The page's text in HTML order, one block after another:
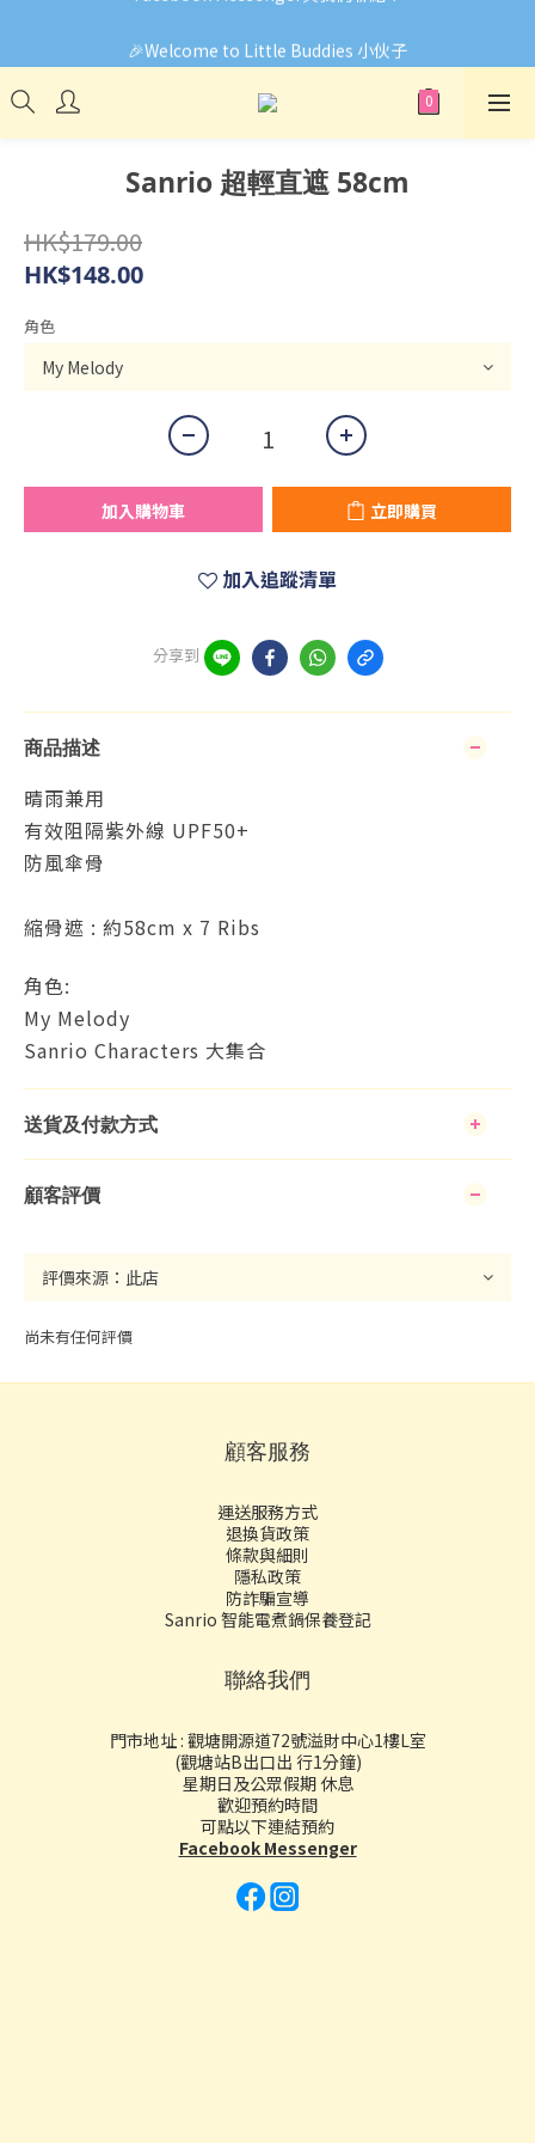
🎉Welcome to Little Buddies 小伙子
Sanrio 超輕直遮 58cm
HK$179.00
HK$148.00
角色
加入購物車 立即購買
加入追蹤清單
分享到
商品描述
晴雨兼用
有效阻隔紫外線 UPF50+
防風傘骨
縮骨遮 : 約58cm x 7 Ribs
角色:
My Melody
Sanrio Characters 大集合
送貨及付款方式
顧客評價
尚未有任何評價
顧客服務
運送服務方式
退換貨政策
條款與細則
隱私政策
防詐騙宣導
Sanrio 智能電煮鍋保養登記
聯絡我們
門市地址 : 觀塘開源道72號溢財中心1樓L室
(觀塘站B出口出 行1分鐘)
星期日及公眾假期 休息
歡迎預約時間
可點以下連結預約
Facebook Messenger